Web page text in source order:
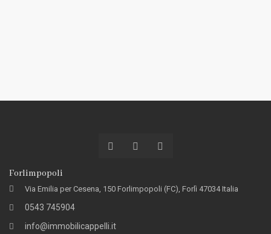
Forlimpopoli
Via Emilia per Cesena, 150 Forlimpopoli (FC), Forlì 47034 Italia
0543 745904
info@immobilicappelli.it